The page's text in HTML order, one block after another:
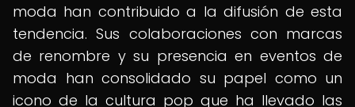
moda han contribuido a la difusión de esta
tendencia. Sus colaboraciones con marcas
de renombre y su presencia en eventos de
moda han consolidado su papel como un
icono de la cultura pop que ha llevado las